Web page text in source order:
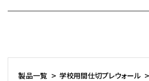
製品一覧
学校用間仕切プレウォール